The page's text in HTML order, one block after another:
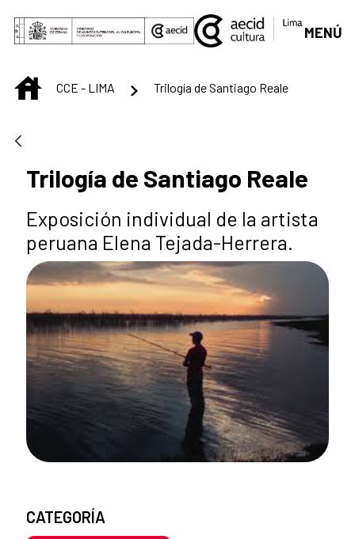
Saltar al contenido principal
MENÚ
INICIOCCE - LIMA Trilogía de Santiago Reale
Trilogía de Santiago Reale
Exposición individual de la artista
peruana Elena Tejada-Herrera.
CATEGORÍA